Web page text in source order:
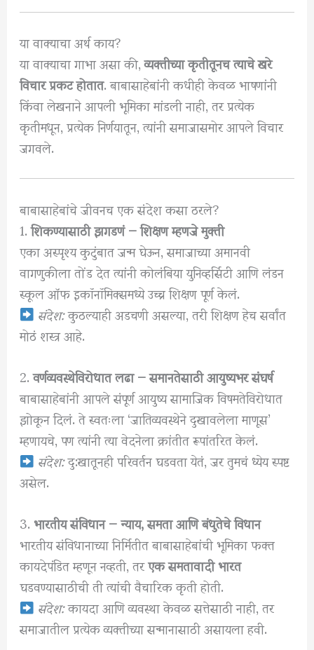
या वाक्याचा अर्थ काय?
या वाक्याचा गाभा असा की,व्यक्तीच्या कृतीतूनच त्याचे खरे
विचार प्रकट होतात. बाबासाहेबांनी कधीही केवळ भाषणांनी
किंवा लेखनाने आपली भूमिका मांडली नाही, तर प्रत्येक
कृतीमधून, प्रत्येक निर्णयातून, त्यांनी समाजासमोर आपले विचार
जगवले.
बाबासाहेबांचे जीवनच एक संदेश कसा ठरले?
1.शिकण्यासाठी झगडणं — शिक्षण म्हणजे मुक्ती
एका अस्पृश्य कुटुंबात जन्म घेऊन, समाजाच्या अमानवी
वागणुकीला तोंड देत त्यांनी कोलंबिया युनिव्हर्सिटी आणि लंडन
स्कूल ऑफ इकॉनॉमिक्समध्ये उच्च शिक्षण पूर्ण केलं.
संदेश:कुठल्याही अडचणी असल्या, तरी शिक्षण हेच सर्वांत
मोठं शस्त्र आहे.
2.वर्णव्यवस्थेविरोधात लढा — समानतेसाठी आयुष्यभर संघर्ष
बाबासाहेबांनी आपले संपूर्ण आयुष्य सामाजिक विषमतेविरोधात
झोकून दिलं. ते स्वतःला ‘जातिव्यवस्थेने दुखावलेला माणूस’
म्हणायचे, पण त्यांनी त्या वेदनेला क्रांतीत रूपांतरित केलं.
संदेश:दु:खातूनही परिवर्तन घडवता येतं, जर तुमचं ध्येय स्पष्ट
असेल.
3.भारतीय संविधान — न्याय, समता आणि बंधुतेचे विधान
भारतीय संविधानाच्या निर्मितीत बाबासाहेबांची भूमिका फक्त
कायदेपंडित म्हणून नव्हती, तरएक समतावादी भारत
घडवण्यासाठीची ती त्यांची वैचारिक कृती होती.
संदेश:कायदा आणि व्यवस्था केवळ सत्तेसाठी नाही, तर
समाजातील प्रत्येक व्यक्तीच्या सन्मानासाठी असायला हवी.